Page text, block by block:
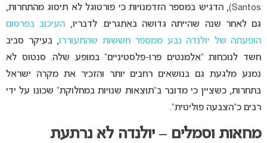
Santos), הדגיש במספר הזדמנויות כי פורטוגל לא תיסוג מהתחרות,
גם לאחר שנה שהייתה גדושה באתגרים. לדבריו, העיכוב בפרסום
הופעתה של יולנדה נבע ממספר חששות שהתעוררו, בעיקר סביב
חשד לנוכחות “אלמנטים פרו-פלסטיניים” במופע שלה. סנטוס לא
נמנע מלגעת גם בנושאים רחבים יותר והזכיר את מקרה ישראל
בתחרות, כשציין כי מדובר ב”תוצאות שנויות במחלוקת” שכונו על ידי
רבים כ”הצבעה פוליטית”.
מחאות וסמלים – יולנדה לא נרתעת